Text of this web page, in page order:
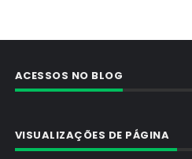
ACESSOS NO BLOG
VISUALIZAÇÕES DE PÁGINA